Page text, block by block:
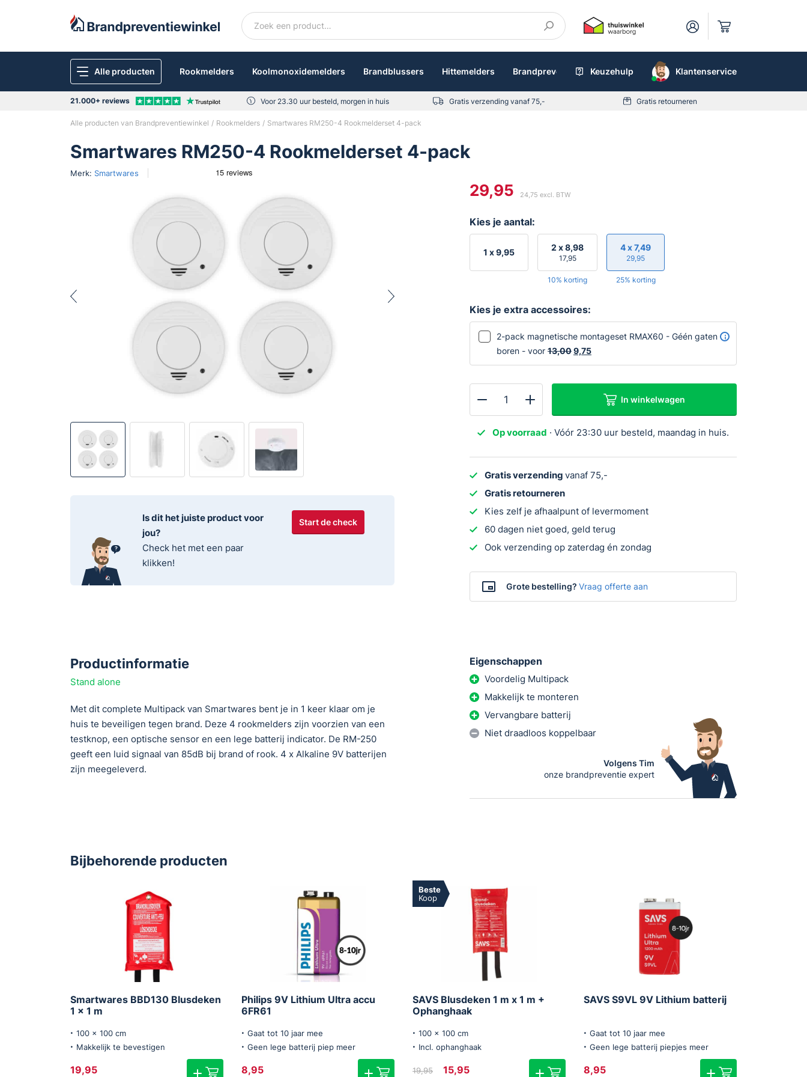
Alle producten Rookmelders Koolmonoxidemelders Brandblussers Hittemelders Brandpreventieboxen AED
Keuzehulp Klantenservice
21.000+ reviews Voor 23.30 uur besteld, morgen in huis Gratis verzending vanaf 75,- Gratis retourneren
Alle producten van Brandpreventiewinkel Rookmelders Smartwares RM250-4 Rookmelderset 4-pack
Smartwares RM250-4 Rookmelderset 4-pack
Merk: Smartwares
Is dit het juiste product voor
jou?
Check het met een paar
klikken!
Start de check
29,95 24,75 excl. BTW
Kies je aantal:
1 x9,95 2 x8,98
17,95
10% korting
4 x7,49
29,95
25% korting
Kies je extra accessoires:
2-pack magnetische montageset RMAX60 - Géén gaten
boren - voor 13,00Oorspronkelijke
prijs
€13,00.
9,75
prijs
€9,75.
Smartwares
pack
aantal
In winkelwagen
Op voorraad · Vóór 23:30 uur besteld, maandag in huis.
Gratis verzending vanaf 75,-
Gratis retourneren
Kies zelf je afhaalpunt of levermoment
60 dagen niet goed, geld terug
Ook verzending op zaterdag én zondag
Grote bestelling? Vraag offerte aan
Productinformatie
Stand alone
Met dit complete Multipack van Smartwares bent je in 1 keer klaar om je
huis te beveiligen tegen brand. Deze 4 rookmelders zijn voorzien van een
testknop, een optische sensor en een lege batterij indicator. De RM-250
geeft een luid signaal van 85dB bij brand of rook. 4 x Alkaline 9V batterijen
zijn meegeleverd.
Eigenschappen
Voordelig Multipack
Makkelijk te monteren
Vervangbare batterij
Niet draadloos koppelbaar
Volgens Tim
onze brandpreventie expert
Bijbehorende producten
Smartwares BBD130 Blusdeken
1 x 1 m
100 x 100 cm
Makkelijk te bevestigen
19,95
Philips 9V Lithium Ultra accu
6FR61
Gaat tot 10 jaar mee
Geen lege batterij piep meer
8,95
Beste
Koop
SAVS Blusdeken 1 m x 1 m +
Ophanghaak
100 x 100 cm
Incl. ophanghaak
19,95
Oorspronkelijke
15,95
SAVS S9VL 9V Lithium batterij
Gaat tot 10 jaar mee
Geen lege batterij piepjes meer
8,95